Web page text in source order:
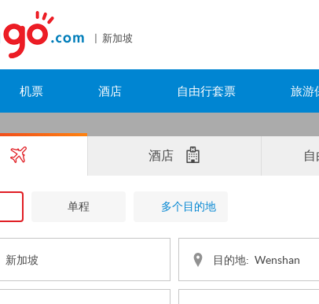
| 新加坡
机票 酒店 自由行套票 旅游
酒店
单程 多个目的地
目的地: